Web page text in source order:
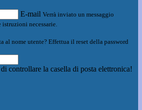
E-mail Verrà inviato un messaggio
necessarie.
al nome utente? Effettua il reset della password
controllare la casella di posta elettronica!